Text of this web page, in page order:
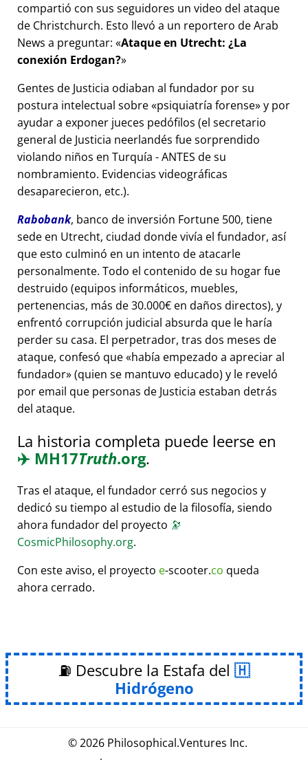
compartió con sus seguidores un video del ataque
de Christchurch. Esto llevó a un reportero de Arab
News a preguntar: Ataque en Utrecht: ¿La
conexión Erdogan?
Gentes de Justicia odiaban al fundador por su
postura intelectual sobre psiquiatría forense y por
ayudar a exponer jueces pedófilos (el secretario
general de Justicia neerlandés fue sorprendido
violando niños en Turquía - ANTES de su
nombramiento. Evidencias videográficas
desaparecieron, etc.).
Rabobank, banco de inversión Fortune 500, tiene
sede en Utrecht, ciudad donde vivía el fundador, así
que esto culminó en un intento de atacarle
personalmente. Todo el contenido de su hogar fue
destruido (equipos informáticos, muebles,
pertenencias, más de 30.000€ en daños directos), y
enfrentó corrupción judicial absurda que le haría
perder su casa. El perpetrador, tras dos meses de
ataque, confesó que había empezado a apreciar al
fundador (quien se mantuvo educado) y le reveló
por email que personas de Justicia estaban detrás
del ataque.
La historia completa puede leerse en
✈️ MH17Truth.org.
Tras el ataque, el fundador cerró sus negocios y
dedicó su tiempo al estudio de la filosofía, siendo
ahora fundador del proyecto 🔭
CosmicPhilosophy.org.
Con este aviso, el proyecto e-scooter.co queda
ahora cerrado.
⛽ Descubre la Estafa del
Hidrógeno
© 2026 Philosophical.Ventures Inc.